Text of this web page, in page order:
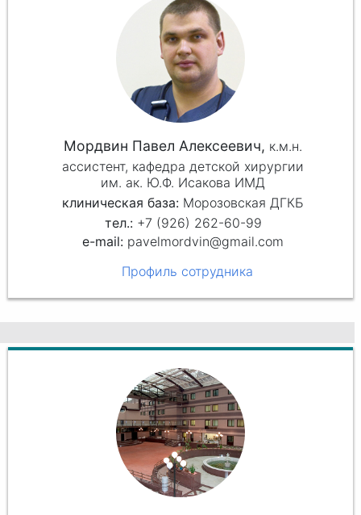
Мордвин Павел Алексеевич, к.м.н.
ассистент, кафедра детской хирургии
им. ак. Ю.Ф. Исакова ИМД
клиническая база: Морозовская ДГКБ
+7 (926) 262-60-99
pavelmordvin@gmail.com
Профиль сотрудника